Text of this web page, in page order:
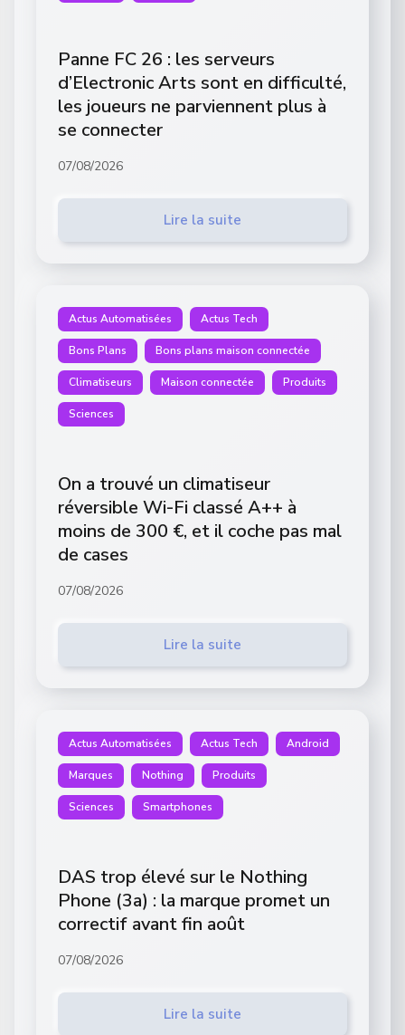
Panne FC 26 : les serveurs
d’Electronic Arts sont en difficulté,
les joueurs ne parviennent plus à
se connecter
07/08/2026
Lire la suite
Actus Automatisées Actus Tech
Bons Plans Bons plans maison connectée
Climatiseurs Maison connectée Produits
Sciences
On a trouvé un climatiseur
réversible Wi-Fi classé A++ à
moins de 300 €, et il coche pas mal
de cases
07/08/2026
Lire la suite
Actus Automatisées Actus Tech Android
Marques Nothing Produits
Sciences Smartphones
DAS trop élevé sur le Nothing
Phone (3a) : la marque promet un
correctif avant fin août
07/08/2026
Lire la suite